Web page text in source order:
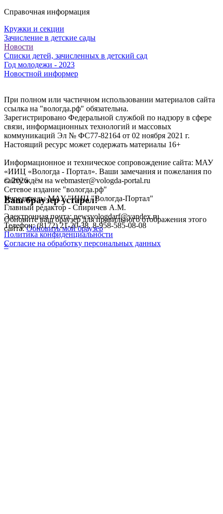
Справочная информация
Кружки и секции
Зачисление в детские сады
Новости
Списки детей, зачисленных в детский сад
Год молодежи - 2023
©2026
Сетевое издание "вологда.рф"
Учредитель: МАУ "ИИЦ "Вологда-Портал"
Главный редактор - Спиричев А.М.
Электронная почта: newsvologdarf@yandex.ru
Телефон: (8172) 21-20-38, 8-958-585-08-08
Политика конфиденциальности
Согласие на обработку персональных данных
Новостной информер
При полном или частичном использовании материалов сайта
ссылка на "вологда.рф" обязательна.
Зарегистрировано Федеральной службой по надзору в сфере
связи, информационных технологий и массовых
коммуникаций Эл № ФС77-82164 от 02 ноября 2021 г.
Настоящий ресурс может содержать материалы 16+
Информационное и техническое сопровождение сайта: МАУ
«ИИЦ «Вологда - Портал». Ваши замечания и пожелания по
сайту ждём на webmaster@vologda-portal.ru
Ваш браузер устарел!
Обновите ваш браузер для правильного отображения этого
сайта.Обновить мой браузер
×